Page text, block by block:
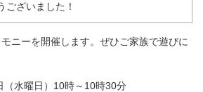
ございました！
ニーを開催します。ぜひご家族で遊びに
（水曜日）10時～10時30分